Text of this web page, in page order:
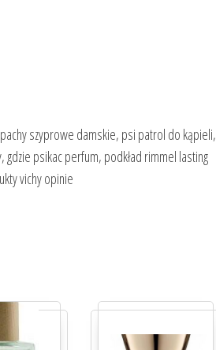
szyprowe damskie, psi patrol do kąpieli,
psikac perfum, podkład rimmel lasting
vichy opinie